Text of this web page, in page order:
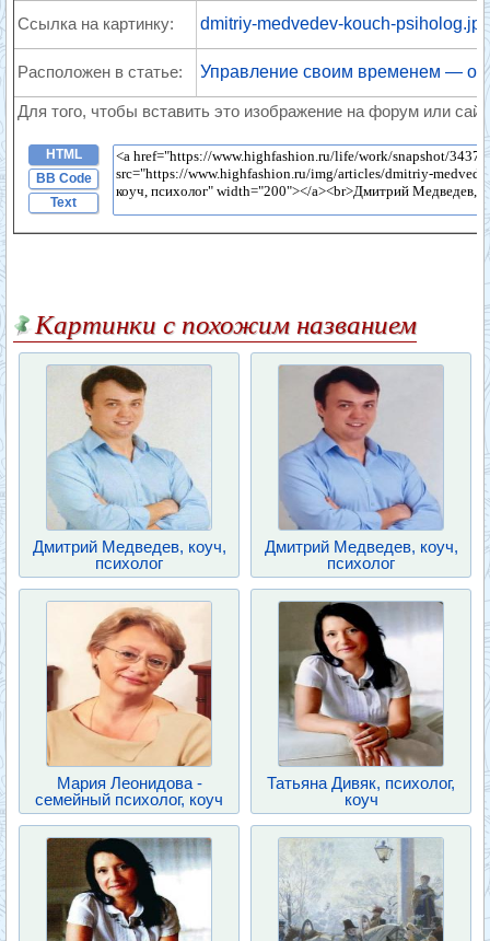
Ссылка на картинку: dmitriy-medvedev-kouch-psiholog.jpg
Расположен в статье: Управление своим временем — о
Для того, чтобы вставить это изображение на форум или
HTML
BB Code
Text
Картинки с похожим названием
Дмитрий Медведев, коуч,
психолог
Дмитрий Медведев, коуч,
психолог
Мария Леонидова -
семейный психолог, коуч
Татьяна Дивяк, психолог,
коуч